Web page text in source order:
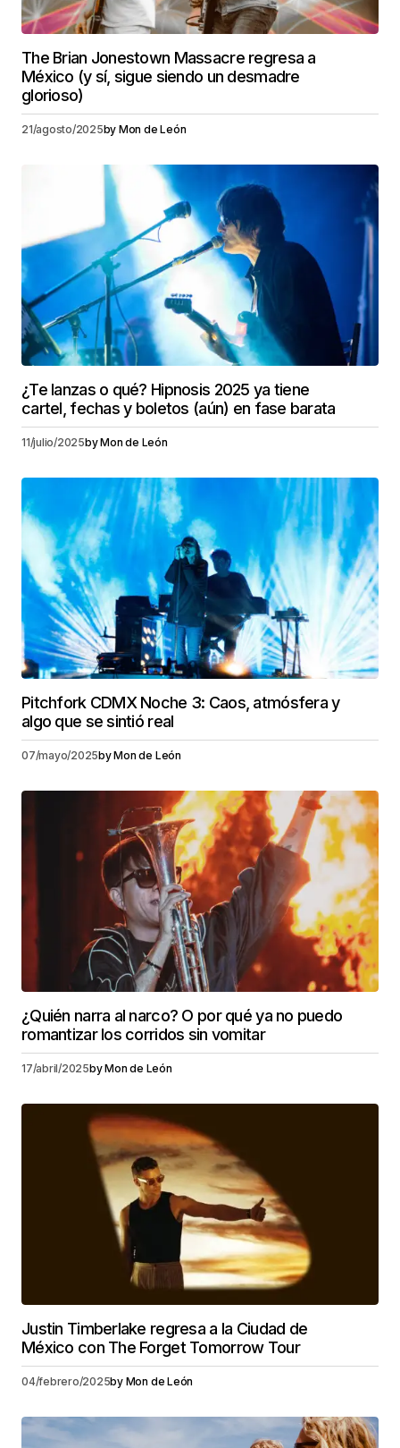
The Brian Jonestown Massacre regresa a
México (y sí, sigue siendo un desmadre
glorioso)
21/agosto/2025by Mon de León
¿Te lanzas o qué? Hipnosis 2025 ya tiene
cartel, fechas y boletos (aún) en fase barata
11/julio/2025byMon de León
Pitchfork CDMX Noche 3: Caos, atmósfera y
algo que se sintió real
07/mayo/2025byMon de León
¿Quién narra al narco? O por qué ya no puedo
romantizar los corridos sin vomitar
17/abril/2025byMon de León
Justin Timberlake regresa a la Ciudad de
México con The Forget Tomorrow Tour
04/febrero/2025by Mon de León